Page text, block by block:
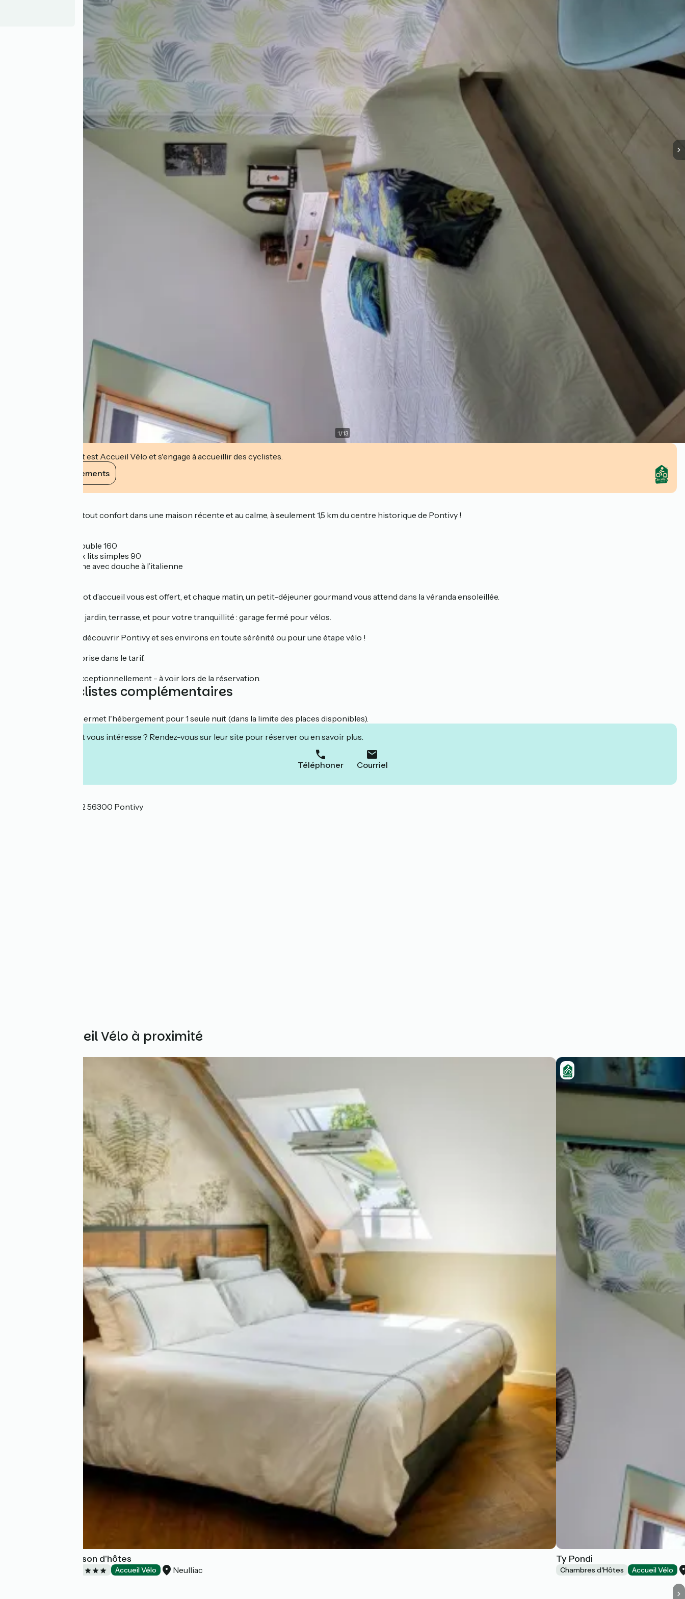
1/13
Cet établissement est Accueil Vélo et s'engage à accueillir des cyclistes.
Voir ses engagements
Profitez d’un séjour tout confort dans une maison récente et au calme, à seulement 1,5 km du centre historique de Pontivy !
1 chambre avec lit double 160
1 chambre avec deux lits simples 90
Salle de bain moderne avec douche à l’italienne
À votre arrivée, un pot d’accueil vous est offert, et chaque matin, un petit-déjeuner gourmand vous attend dans la véranda ensoleillée.
Pour votre détente : jardin, terrasse, et pour votre tranquillité : garage fermé pour vélos.
Un cadre idéal pour découvrir Pontivy et ses environs en toute sérénité ou pour une étape vélo !
Taxe de séjour comprise dans le tarif.
Accueil de chiens exceptionnellement - à voir lors de la réservation.
Services cyclistes complémentaires
Cet établissement permet l'hébergement pour 1 seule nuit (dans la limite des places disponibles).
Cet établissement vous intéresse ? Rendez-vous sur leur site pour réserver ou en savoir plus.
Téléphoner Courriel
1 rue du 19 mars 1962 56300 Pontivy
Autres Accueil Vélo à proximité
Le Clos Luly - Maison d'hôtes
Accueil Vélo Neulliac
Ty Pondi
Chambres d'Hôtes Accueil Vélo